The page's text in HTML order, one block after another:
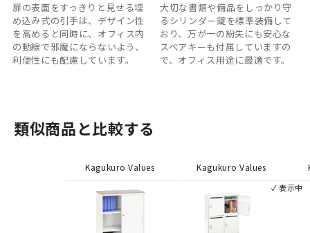
扉の表面をすっきりと見せる埋
め込み式の引手は、デザイン性
を高めると同時に、オフィス内
の動線で邪魔にならないよう、
利便性にも配慮しています。
大切な書類や備品をしっかり守
るシリンダー錠を標準装備して
おり、万が一の紛失にも安心な
スペアキーも付属していますの
で、オフィス用途に最適です。
類似商品と比較する
Kagukuro Values
✓ 表示中
Kagukuro Values